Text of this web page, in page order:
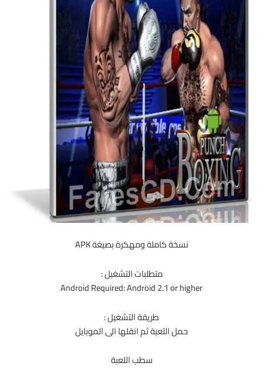
نسخة كاملة ومهكرة بصيغة APK
متطلبات التشغيل :
Android Required: Android 2.1 or higher
طريقة التشغيل :
حمل اللعبة ثم انقلها الى الموبايل
سطب اللعبة